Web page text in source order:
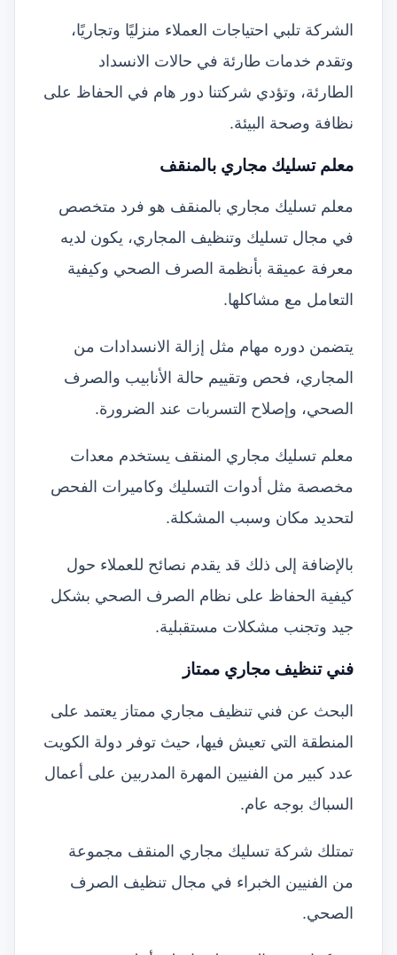
الشركة تلبي احتياجات العملاء منزليًا وتجاريًا،
وتقدم خدمات طارئة في حالات الانسداد
الطارئة، وتؤدي شركتنا دور هام في الحفاظ على
نظافة وصحة البيئة.
معلم تسليك مجاري بالمنقف
معلم تسليك مجاري بالمنقف هو فرد متخصص
في مجال تسليك وتنظيف المجاري، يكون لديه
معرفة عميقة بأنظمة الصرف الصحي وكيفية
التعامل مع مشاكلها.
يتضمن دوره مهام مثل إزالة الانسدادات من
المجاري، فحص وتقييم حالة الأنابيب والصرف
الصحي، وإصلاح التسربات عند الضرورة.
معلم تسليك مجاري المنقف يستخدم معدات
مخصصة مثل أدوات التسليك وكاميرات الفحص
لتحديد مكان وسبب المشكلة.
بالإضافة إلى ذلك قد يقدم نصائح للعملاء حول
كيفية الحفاظ على نظام الصرف الصحي بشكل
جيد وتجنب مشكلات مستقبلية.
فني تنظيف مجاري ممتاز
البحث عن فني تنظيف مجاري ممتاز يعتمد على
المنطقة التي تعيش فيها، حيث توفر دولة الكويت
عدد كبير من الفنيين المهرة المدربين على أعمال
السباك بوجه عام.
تمتلك شركة تسليك مجاري المنقف مجموعة
من الفنيين الخبراء في مجال تنظيف الصرف
الصحي.